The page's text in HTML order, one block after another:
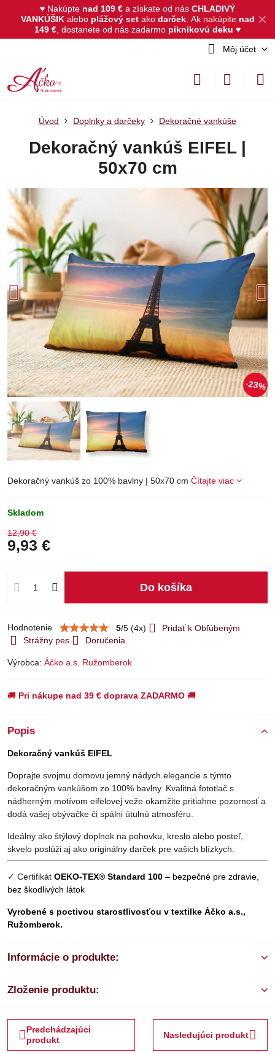
✕
♥ Nakúpte nad 109 € a získate od nás CHLADIVÝ
VANKÚŠIKalebo plážový set akodarček. Ak nakúpite nad
149 € , dostanete od nás zadarmo piknikovú deku ♥
Môj účet
23%
Úvod Doplnky a darčeky Dekoračné vankúše
Dekoračný vankúš EIFEL |
50x70 cm
Dekoračný vankúš zo 100% bavlny | 50x70 cm Čítajte viac
Skladom
12,90 €
9,93 €
Do košíka
Hodnotenie 5/5 (4x)
Pridať k Obľúbeným
Strážny pes
Doručenia
Výrobca: Áčko a.s. Ružomberok
🚚 Pri nákupe nad 39 € doprava ZADARMO 🚚
Popis
Dekoračný vankúš EIFEL
Doprajte svojmu domovu jemný nádych elegancie s týmto
dekoračným vankúšom zo 100% bavlny. Kvalitná fototlač s
nádherným motívom eifelovej veže okamžite pritiahne pozornosť a
dodá vašej obývačke či spálni útulnú atmosféru.
Ideálny ako štýlový doplnok na pohovku, kreslo alebo posteľ,
skvelo poslúži aj ako originálny darček pre vašich blízkych.
✓ Certifikát OEKO-TEX® Standard 100 – bezpečné pre zdravie,
bez škodlivých látok
Vyrobené s poctivou starostlivosťou v textilke Áčko a.s.,
Ružomberok.
Informácie o produkte:
Zloženie produktu:
Predchádzajúci
produkt
Nasledujúci produkt